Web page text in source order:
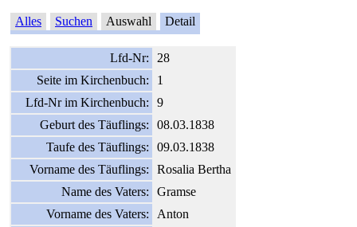
Alles Suchen Auswahl Detail
Lfd-Nr:
28
Seite im Kirchenbuch:
1
Lfd-Nr im Kirchenbuch:
9
Geburt des Täuflings:
08.03.1838
Taufe des Täuflings:
09.03.1838
Vorname des Täuflings:
Rosalia Bertha
Name des Vaters:
Gramse
Vorname des Vaters:
Anton